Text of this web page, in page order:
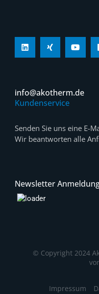
info@akotherm.de
Kundenservice
Senden Sie uns eine E-
Wir beantworten alle
Newsletter
© Copyright 2024
Impressum